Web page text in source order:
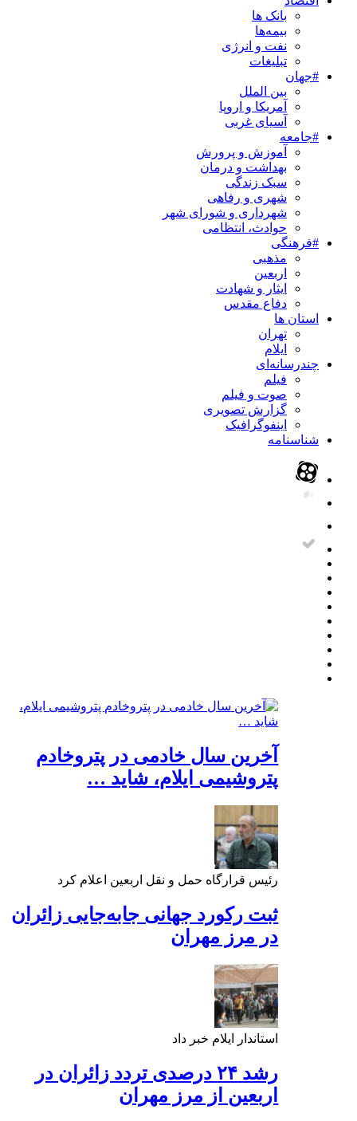
بانک ها
بیمه‌ها
نفت و انرژی
تبلیغات
#جهان
بین الملل
آمریکا و اروپا
آسیای غربی
#جامعه
آموزش و پرورش
بهداشت و درمان
سبک زندگی
شهری و رفاهی
شهرداری و شورای شهر
حوادث، انتظامی
#فرهنگی
مذهبی
اربعین
ایثار و شهادت
دفاع مقدس
استان ها
تهران
ایلام
چندرسانه‌ای
فیلم
صوت و فیلم
گزارش تصویری
اینفوگرافیک
شناسنامه
آخرین سال خادمی در پتروخادم
پتروشیمی ایلام، شاید …
رئیس قرارگاه حمل و نقل اربعین اعلام کرد
ثبت رکورد جهانی جابه‌جایی زائران
در مرز مهران
استاندار ایلام خبر داد
رشد ۲۴ درصدی تردد زائران در
اربعین از مرز مهران